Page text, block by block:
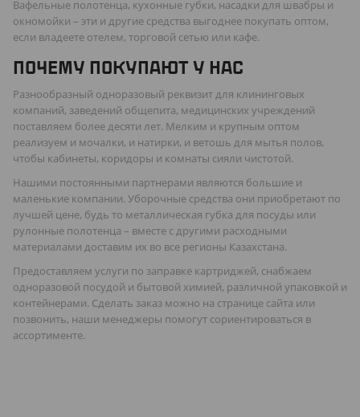
Вафельные полотенца, кухонные губки, насадки для швабры и
окномойки – эти и другие средства выгоднее покупать оптом,
если владеете отелем, торговой сетью или кафе.
ПОЧЕМУ ПОКУПАЮТ У НАС
Разнообразный одноразовый реквизит для клининговых
компаний, заведений общепита, медицинских учреждений
поставляем более десяти лет. Мелким и крупным оптом
реализуем и мочалки, и натирки, и ветошь для мытья полов,
чтобы кабинеты, коридоры и комнаты сияли чистотой.
Нашими постоянными партнерами являются большие и
маленькие компании. Уборочные средства они приобретают по
лучшей цене, будь то металлическая губка для посуды или
рулонные полотенца – вместе с другими расходными
материалами доставим их во все регионы Казахстана.
Предоставляем услуги по заправке картриджей, снабжаем
одноразовой посудой и бытовой химией, различной упаковкой и
контейнерами. Сделать заказ можно на странице сайта или
позвонить, наши менеджеры помогут сориентироваться в
ассортименте.